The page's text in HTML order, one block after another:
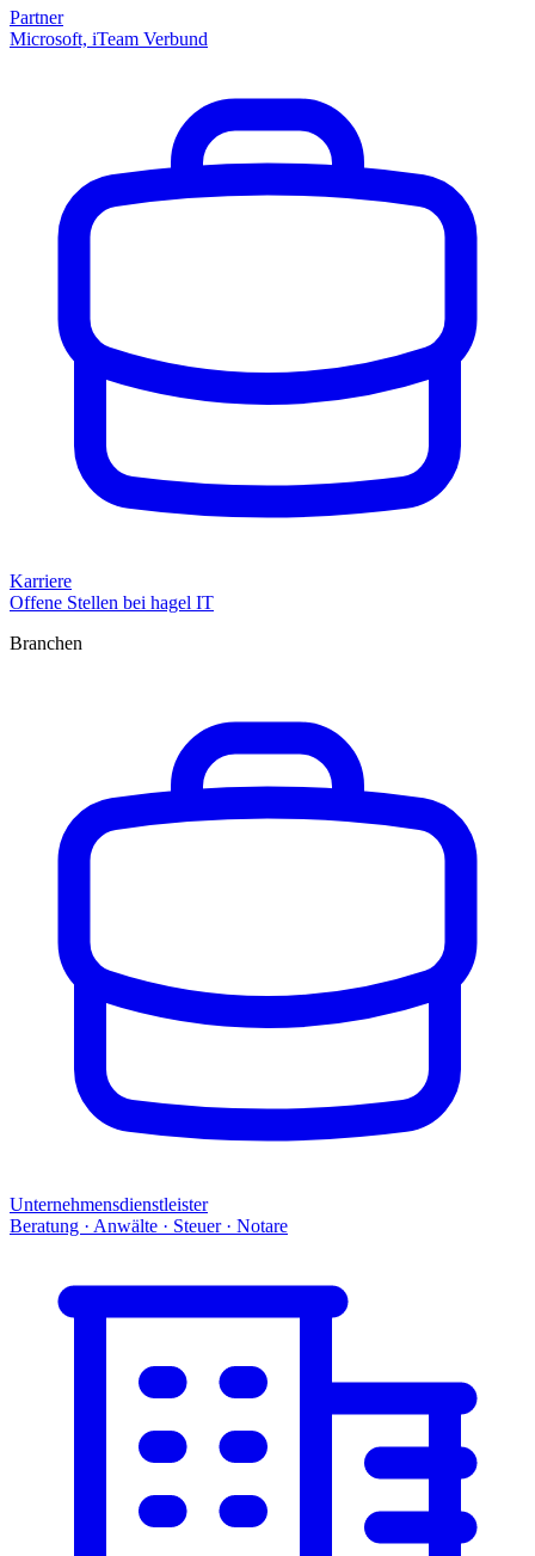
Partner
Microsoft, iTeam Verbund
Karriere
Offene Stellen bei hagel IT
Branchen
Unternehmensdienstleister
Beratung · Anwälte · Steuer · Notare